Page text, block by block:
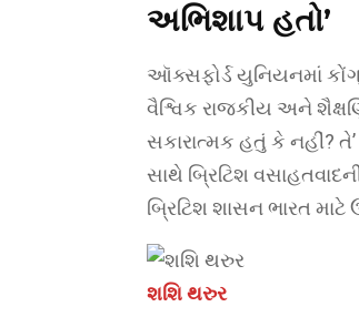
અભિશાપ હતો’
ઑક્સફોર્ડ યુનિયનમાં
વૈશ્વિક રાજકીય અને
સકારાત્મક હતું કે નહીં?
સાથે બ્રિટિશ
બ્રિટિશ શાસન ભારત
શશિ થરુર